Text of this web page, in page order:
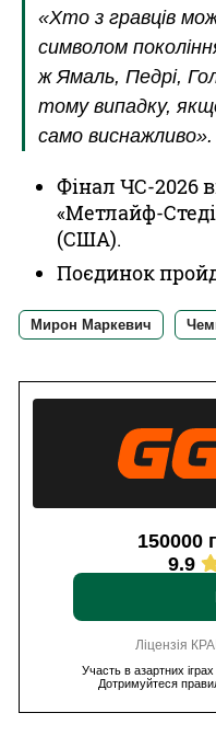
«Хто з гравців
символом
ж Ямаль, Педрі,
тому випадку,
само виснажливо».
Фінал ЧС-2026
«Метлайф-
(США).
Поєдинок
Мирон Маркевич
150000
9.9
Ліцензія
Участь в азартних
Дотримуйтеся